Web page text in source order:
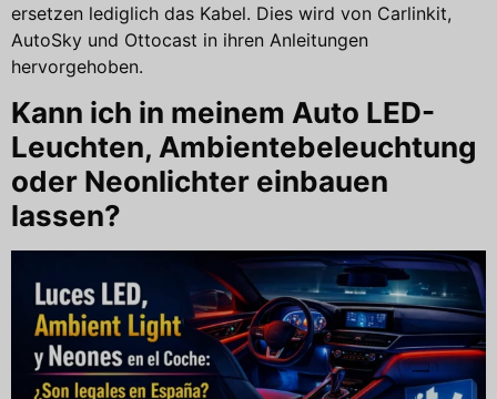
ersetzen lediglich das Kabel. Dies wird von Carlinkit,
AutoSky und Ottocast in ihren Anleitungen
hervorgehoben.
Kann ich in meinem Auto LED-
Leuchten, Ambientebeleuchtung
oder Neonlichter einbauen
lassen?